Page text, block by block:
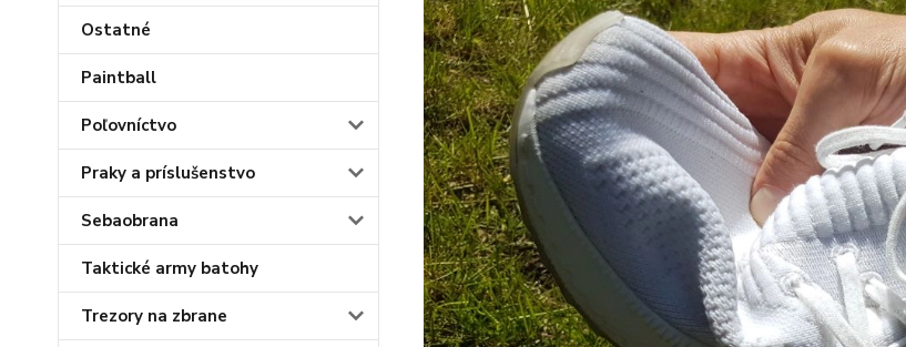
Ostatné
Paintball
Poľovníctvo
Praky a príslušenstvo
Sebaobrana
Taktické army batohy
Trezory na zbrane